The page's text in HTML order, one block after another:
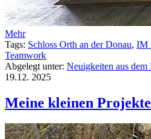
Mehr
Tags: Schloss Orth an der Donau, IM
Teamwork
Abgelegt unter: Neuigkeiten aus
19.12. 2025
Meine kleinen Projekte